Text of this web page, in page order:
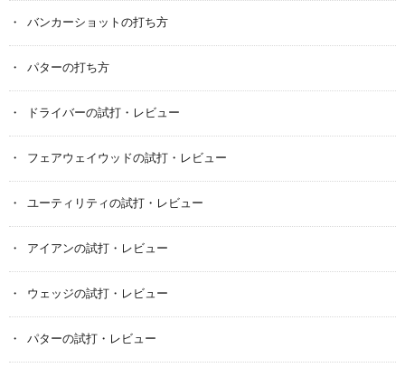
バンカーショットの打ち方
パターの打ち方
ドライバーの試打・レビュー
フェアウェイウッドの試打・レビュー
ユーティリティの試打・レビュー
アイアンの試打・レビュー
ウェッジの試打・レビュー
パターの試打・レビュー